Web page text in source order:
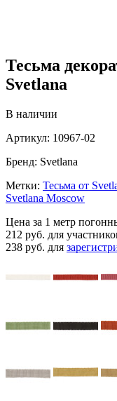
Тесьма
Svetlana
В наличии
Артикул: 10967-02
Бренд: Svetlana
Метки: Тесьма от
Svetlana Moscow
Цена за 1 метр
212 руб. для
238 руб. для